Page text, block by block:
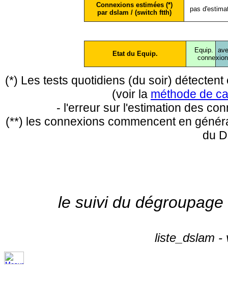
Connexions estimées (*)
par dslam / (switch ftth)
pas
Etat du Equip.
Equip.
conne
(*) Les tests quotidiens (du soir)
(voir la méthode de
- l'erreur sur l'estimation des
(**) les connexions commencent en
du
le suivi du
liste_dslam -